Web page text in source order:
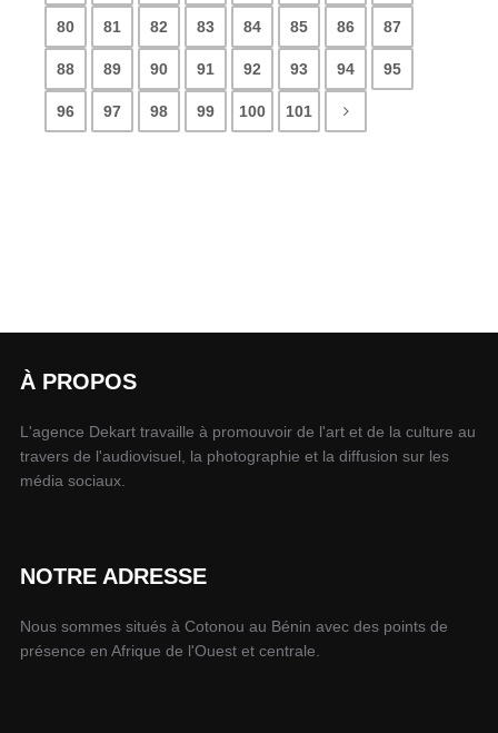
80 81 82 83 84 85 86 87
88 89 90 91 92 93 94 95
96 97 98 99 100 101
À PROPOS
L'agence Dekart travaille à promouvoir de l'art et de la culture au
travers de l'audiovisuel, la photographie et la diffusion sur les
média sociaux.
NOTRE ADRESSE
Nous sommes situés à Cotonou au Bénin avec des points de
présence en Afrique de l'Ouest et centrale.